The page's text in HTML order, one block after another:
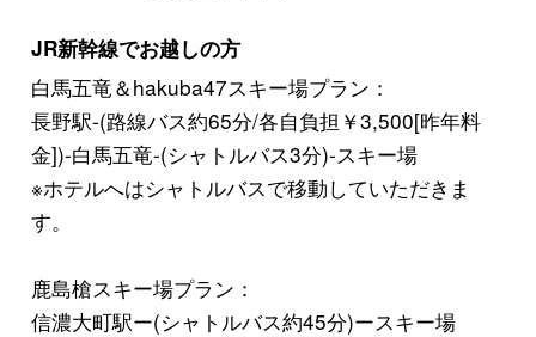
JR新幹線でお越しの方
白馬五竜＆hakuba47スキー場プラン：
長野駅-(路線バス約65分/各自負担￥3,500[昨年料
金])-白馬五竜-(シャトルバス3分)-スキー場
※ホテルへはシャトルバスで移動していただきま
す。
鹿島槍スキー場プラン：
信濃大町駅ー(シャトルバス約45分)ースキー場